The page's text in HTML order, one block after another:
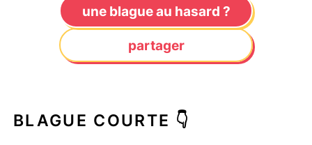
une blague au hasard ?
partager
BLAGUE COURTE 👇